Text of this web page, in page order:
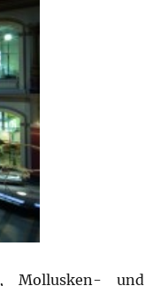
Mollusken- und